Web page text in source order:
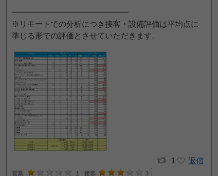
━━━━━━━━━━━━━━━
※リモートでの分析につき接客・設備評価は平均点に
準じる形での評価とさせていただきます。
1 返信
営業 1 接客 3